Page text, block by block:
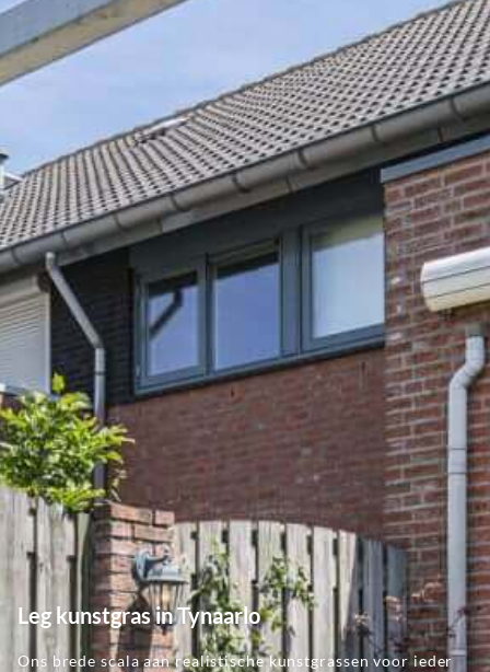
Leg kunstgras in Tynaarlo
Ons brede scala aan realistische kunstgrassen voor ieder